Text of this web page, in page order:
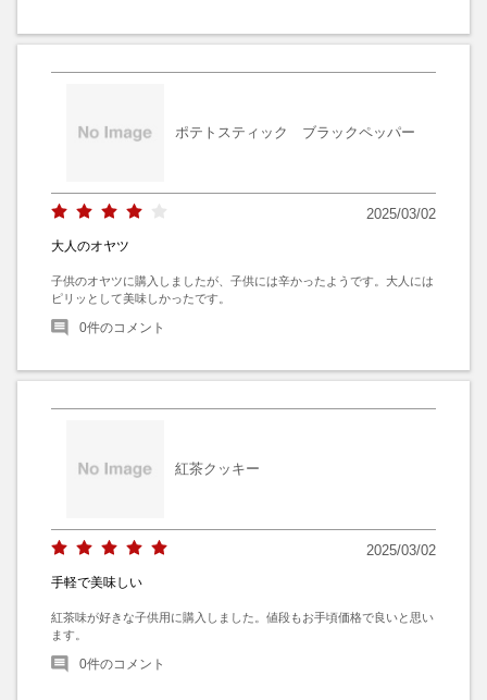
ポテトスティック ブラックペッパー
2025/03/02
大人のオヤツ
子供のオヤツに購入しましたが、子供には辛かったようです。大人には
ピリッとして美味しかったです。
0件のコメント
紅茶クッキー
2025/03/02
手軽で美味しい
紅茶味が好きな子供用に購入しました。値段もお手頃価格で良いと思い
ます。
0件のコメント